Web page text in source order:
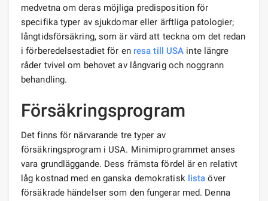
medvetna om deras möjliga predisposition för
specifika typer av sjukdomar eller ärftliga patologier;
långtidsförsäkring, som är värd att teckna om det redan
i förberedelsestadiet för en resa till USA inte längre
råder tvivel om behovet av långvarig och noggrann
behandling.
Försäkringsprogram
Det finns för närvarande tre typer av
försäkringsprogram i USA. Minimiprogrammet anses
vara grundläggande. Dess främsta fördel är en relativt
låg kostnad med en ganska demokratisk lista över
försäkrade händelser som den fungerar med. Denna